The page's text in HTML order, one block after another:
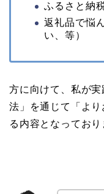
ふるさと納
返礼品で悩
い、等）
方に向けて、私が
法」を通じて「よ
る内容となっており